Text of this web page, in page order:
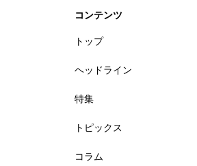
コンテンツ
トップ
ヘッドライン
特集
トピックス
コラム